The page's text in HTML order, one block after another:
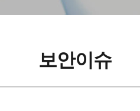
싱
보안이슈